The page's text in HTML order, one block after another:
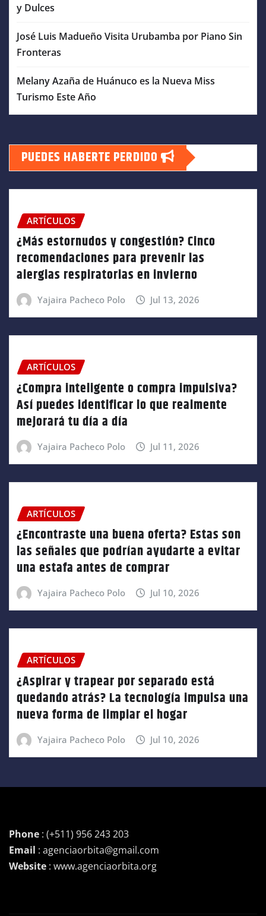
y Dulces
José Luis Madueño Visita Urubamba por Piano Sin
Fronteras
Melany Azaña de Huánuco es la Nueva Miss
Turismo Este Año
PUEDES HABERTE PERDIDO
ARTÍCULOS
¿Más estornudos y congestión? Cinco
recomendaciones para prevenir las
alergias respiratorias en invierno
Yajaira Pacheco Polo Jul 13, 2026
ARTÍCULOS
¿Compra inteligente o compra impulsiva?
Así puedes identificar lo que realmente
mejorará tu día a día
Yajaira Pacheco Polo Jul 11, 2026
ARTÍCULOS
¿Encontraste una buena oferta? Estas son
las señales que podrían ayudarte a evitar
una estafa antes de comprar
Yajaira Pacheco Polo Jul 10, 2026
ARTÍCULOS
¿Aspirar y trapear por separado está
quedando atrás? La tecnología impulsa una
nueva forma de limpiar el hogar
Yajaira Pacheco Polo Jul 10, 2026
Phone : (+511) 956 243 203
Email : agenciaorbita@gmail.com
Website : www.agenciaorbita.org